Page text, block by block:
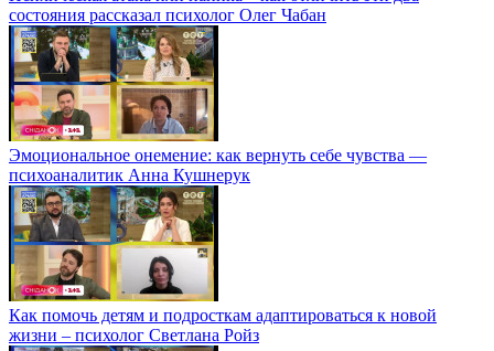
состояния рассказал психолог Олег Чабан
Эмоциональное онемение: как вернуть себе чувства —
психоаналитик Анна Кушнерук
Как помочь детям и подросткам адаптироваться к новой
жизни – психолог Светлана Ройз